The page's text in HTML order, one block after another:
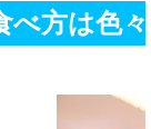
べ方は色